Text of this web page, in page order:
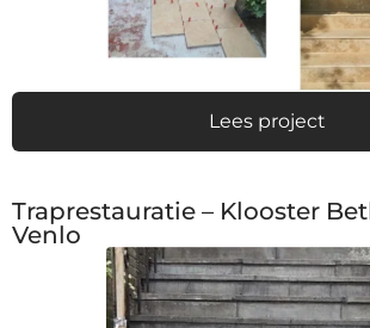
Lees project
Traprestauratie – Klooster
Venlo